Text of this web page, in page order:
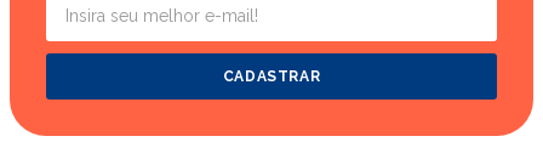
CADASTRAR